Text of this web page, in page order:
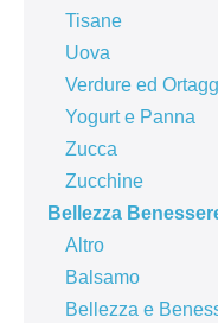
Tisane
Uova
Verdure ed
Yogurt e Panna
Zucca
Zucchine
Bellezza
Altro
Balsamo
Bellezza e